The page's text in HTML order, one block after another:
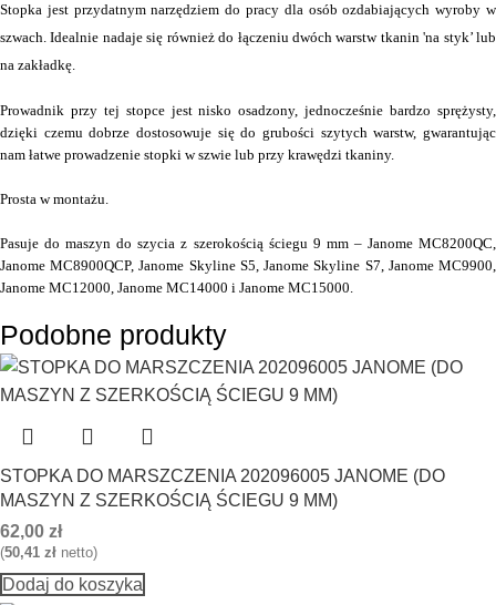
Stopka jest przydatnym narzędziem do pracy dla osób ozdabiających wyroby w
szwach. Idealnie nadaje się również do łączeniu dwóch warstw tkanin 'na styk’ lub
na zakładkę.
Prowadnik przy tej stopce jest nisko osadzony, jednocześnie bardzo sprężysty,
dzięki czemu dobrze dostosowuje się do grubości szytych warstw, gwarantując
nam łatwe prowadzenie stopki w szwie lub przy krawędzi tkaniny.
Prosta w montażu.
Pasuje do maszyn do szycia z szerokością ściegu 9 mm – Janome MC8200QC,
Janome MC8900QCP, Janome Skyline S5, Janome Skyline S7, Janome MC9900,
Janome MC12000, Janome MC14000 i Janome MC15000.
Podobne produkty
STOPKA DO MARSZCZENIA 202096005 JANOME (DO
MASZYN Z SZERKOŚCIĄ ŚCIEGU 9 MM)
62,00 zł
(50,41 zł netto)
Dodaj do koszyka